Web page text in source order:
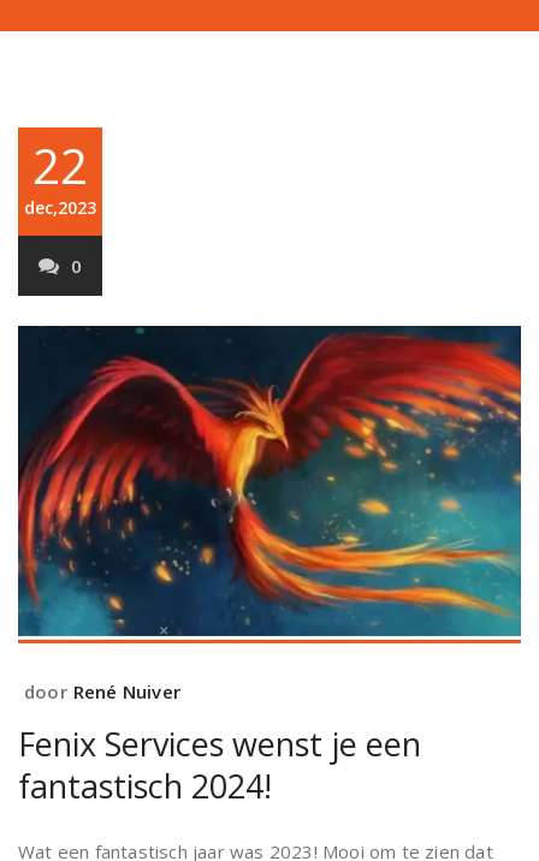
22
dec,2023
0
door René Nuiver
Fenix Services wenst je een
fantastisch 2024!
Wat een fantastisch jaar was 2023! Mooi om te zien dat